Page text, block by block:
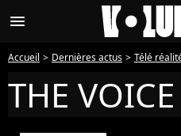
menu
Accueil Dernières actus Télé
THE VOICE